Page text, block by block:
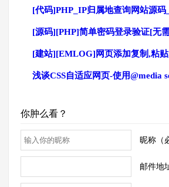
[代码]PHP_IP归属地查询网站源
[源码][PHP]简单密码登录验证[无
[建站][EMLOG]网页添加复制,粘
浅谈CSS自适应网页-使用@media
你肿么看？
昵称（
邮件地